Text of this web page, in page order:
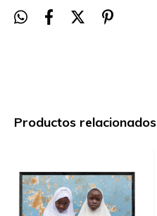
Productos relacionados